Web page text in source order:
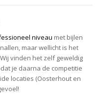
niveau met bijlen
maar wellicht is het
vinden het zelf geweldig
je daarna de competitie
locaties (Oosterhout en